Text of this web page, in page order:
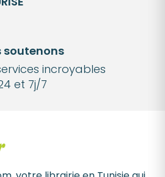
soutenons
incroyables
et 7j/7